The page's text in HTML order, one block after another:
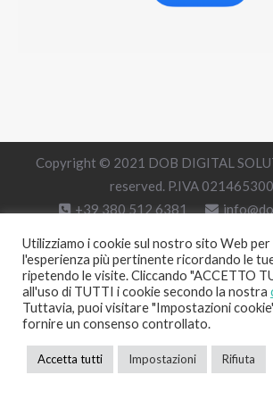
Copyright © 2021 DOB DIGITAL
reserved. P.IVA
+39 380 512 6381
Utilizziamo i cookie sul nostro sito Web
l'esperienza più pertinente ricordando le
ripetendo le visite. Cliccando "ACCETTO
all'uso di TUTTI i cookie secondo la nostra
Tuttavia, puoi visitare "Impostazioni
fornire un consenso controllato.
Accetta tutti Impostazioni Rifiuta